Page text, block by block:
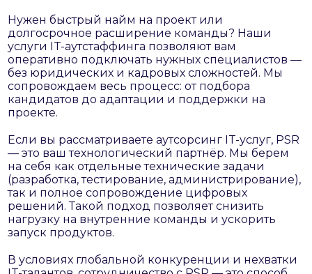
Нужен быстрый найм на проект или
долгосрочное расширение команды? Наши
услуги IT-аутстаффинга позволяют вам
оперативно подключать нужных специалистов —
без юридических и кадровых сложностей. Мы
сопровождаем весь процесс: от подбора
кандидатов до адаптации и поддержки на
проекте.
Если вы рассматриваете аутсорсинг IT-услуг, PSR
— это ваш технологический партнёр. Мы берем
на себя как отдельные технические задачи
(разработка, тестирование, администрирование),
так и полное сопровождение цифровых
решений. Такой подход позволяет снизить
нагрузку на внутренние команды и ускорить
запуск продуктов.
В условиях глобальной конкуренции и нехватки